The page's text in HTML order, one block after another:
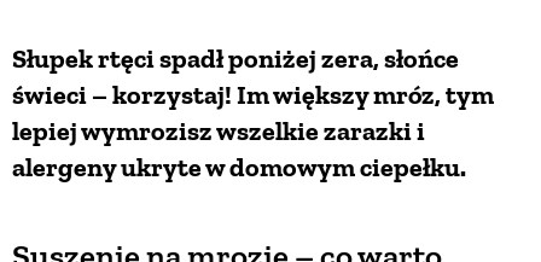
Słupek rtęci spadł poniżej zera, słońce
świeci – korzystaj! Im większy mróz, tym
lepiej wymrozisz wszelkie zarazki i
alergeny ukryte w domowym ciepełku.
GRZYBY
KRAJOBRAZ